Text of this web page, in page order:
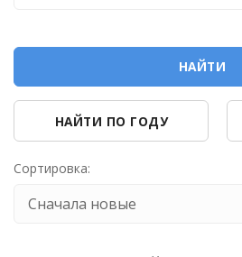
НАЙТИ
НАЙТИ ПО ГОДУ
Сортировка: